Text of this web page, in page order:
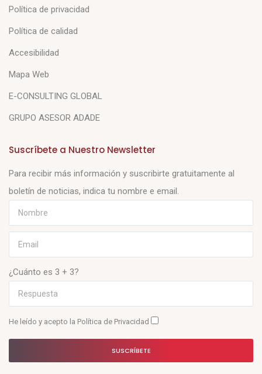
Política de privacidad
Política de calidad
Accesibilidad
Mapa Web
E-CONSULTING GLOBAL
GRUPO ASESOR ADADE
Suscríbete a Nuestro Newsletter
Para recibir más información y suscribirte gratuitamente al
boletín de noticias, indica tu nombre e email.
¿Cuánto es 3 + 3?
He leído y acepto la Política de Privacidad
SUSCRÍBETE